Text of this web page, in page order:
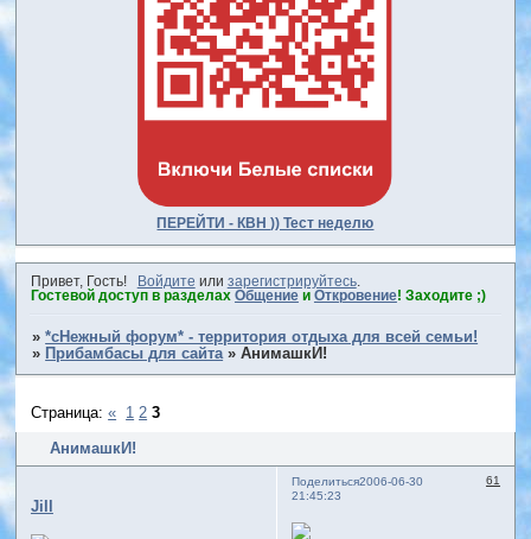
ПЕРЕЙТИ - КВН )) Тест неделю
Привет, Гость! Войдите или зарегистрируйтесь.
Гостевой доступ в разделах Общениеи Откровение! Заходите ;)
»*сНежный форум* - территория отдыха для всей семьи!
» Прибамбасы для сайта »АнимашкИ!
АнимашкИ!
Страница:« 1 2 3
Поделиться 61
2006-06-30
21:45:23
Jill